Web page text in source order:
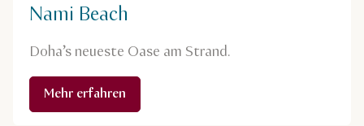
Nami Beach
Doha’s neueste Oase am Strand.
Mehr erfahren